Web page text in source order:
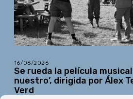
16/06/2026
Se rueda la película musical
nuestro’, dirigida por Álex
Verd